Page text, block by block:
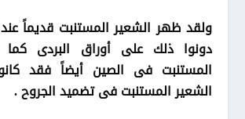
ولقد ظهر الشعير المستنبت قديماً
دونوا ذلك على أوراق البردى
المستنبت فى الصين أيضاً فقد
الشعير المستنبت فى تضميد الجروح .